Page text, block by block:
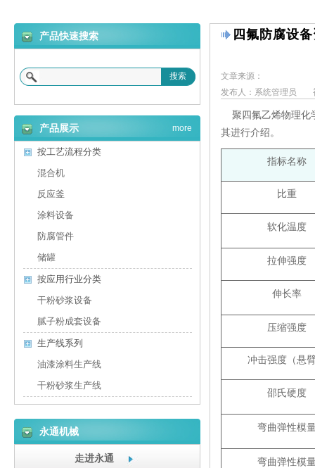
四氟防腐设
文章来源：
发布人：系统管理员
聚四氟乙烯物理化
其进行介绍。
指标名称
比重
软化温度
拉伸强度
伸长率
压缩强度
冲击强度（悬
邵氏硬度
弯曲弹性模
弯曲弹性模
产品快速搜索
搜索
产品展示
按工艺流程分类
混合机
反应釜
涂料设备
防腐管件
储罐
按应用行业分类
干粉砂浆设备
腻子粉成套设备
生产线系列
油漆涂料生产线
干粉砂浆生产线
more
永通机械
走进永通